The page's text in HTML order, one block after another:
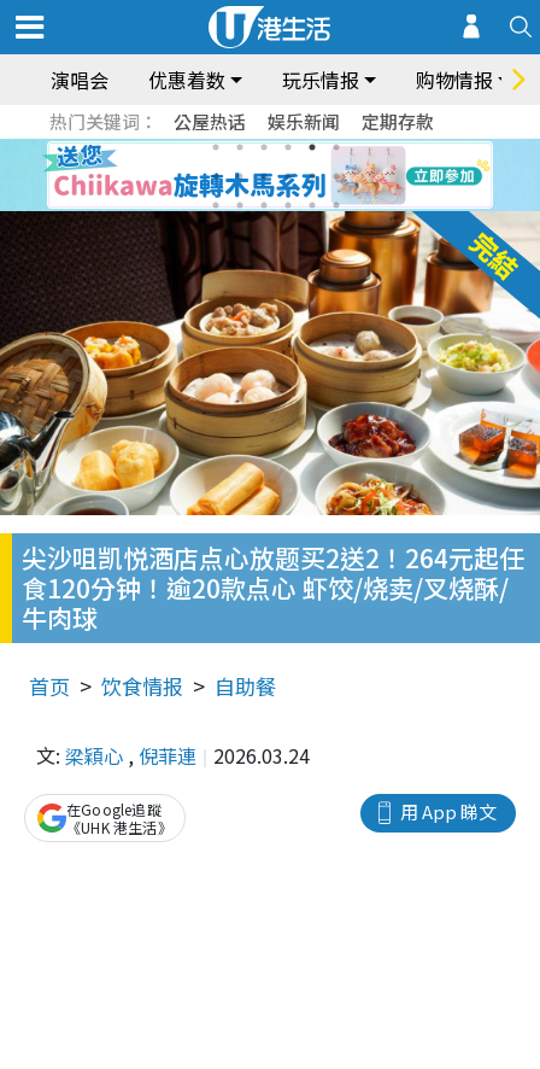
演唱会 优惠着数 玩乐情报 购物情报
热门关键词： 公屋热话 娱乐新闻 定期存款
尖沙咀凯悦酒店点心放题买2送2！264元起任
食120分钟！逾20款点心 虾饺/烧卖/叉烧酥/
牛肉球
首页 饮食情报 自助餐
文: 梁穎心 , 倪菲連 2026.03.24
用 App 睇文
在Google追蹤
《UHK 港生活》